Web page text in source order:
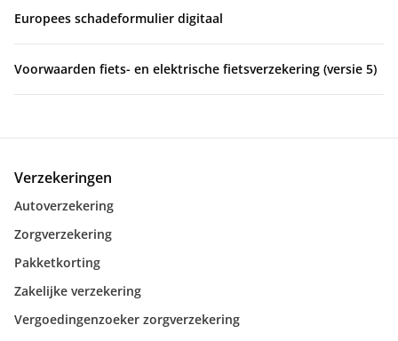
Europees schadeformulier digitaal
Voorwaarden fiets- en elektrische fietsverzekering (versie 5)
Verzekeringen
Autoverzekering
Zorgverzekering
Pakketkorting
Zakelijke verzekering
Vergoedingenzoeker zorgverzekering